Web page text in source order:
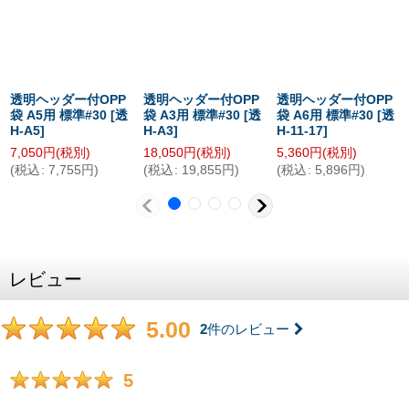
透明ヘッダー付OPP
袋 A5用 標準#30 [透
H-A5]
7,050円(税別)
(税込 : 7,755 円)
透明ヘッダー付OPP
袋 A3用 標準#30 [透
H-A3]
18,050円(税別)
(税込 : 19,855 円)
透明ヘッダー付OPP
袋 A6用 標準#30 [透
H-11-17]
5,360円(税別)
(税込 : 5,896 円)
レビュー
5.00 2件のレビュー
5